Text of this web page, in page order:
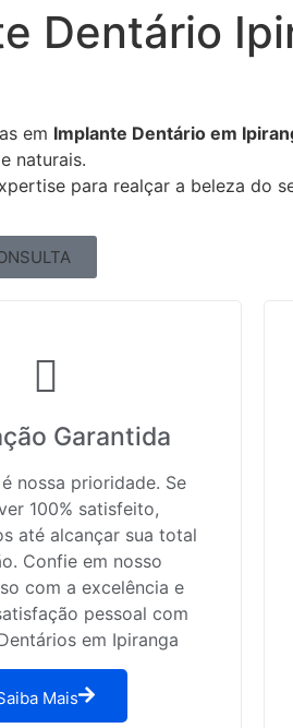
Dentário
em Implante Dentário em
naturais.
para realçar a beleza do
Garantida
nossa prioridade. Se
100% satisfeito,
até alcançar sua total
Confie em nosso
com a excelência e
pessoal com
em Ipiranga
Mais